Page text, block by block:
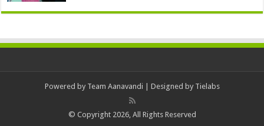
Powered by Team Aanavandi | Designed by Tielabs
© Copyright 2026, All Rights Reserved